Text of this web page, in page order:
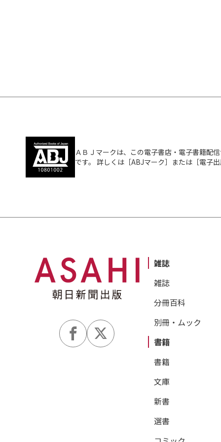
ＡＢＪマークは、この電子書店・電子書籍配
です。 詳しくは［ABJマーク］または［電子
雑誌
雑誌
分冊百科
別冊・ムック
書籍
書籍
文庫
新書
選書